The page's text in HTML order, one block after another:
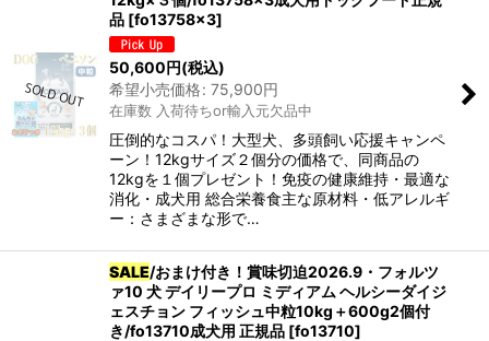
品 [fo13758x3]
50,600円(税込)
希望小売価格: 75,900円
在庫数 入荷待ちor輸入元欠品中
圧倒的なコスパ！大型犬、多頭飼い応援キャンペ
ーン！12kgサイズ２個分の価格で、同商品の
12kgを１個プレゼント！免疫の健康維持・最適な
消化・成犬用 総合栄養食主な原材料・低アレルギ
ー：さまざまな形で…
SALE/おまけ付き！賞味切迫2026.9・フォルツ
ァ10 犬 デイリープロ ミディアム ヘルシーダイジ
ェスチョン フィッシュ中粒10kg＋600g2個付
き/fo13710成犬用 正規品 [fo13710]